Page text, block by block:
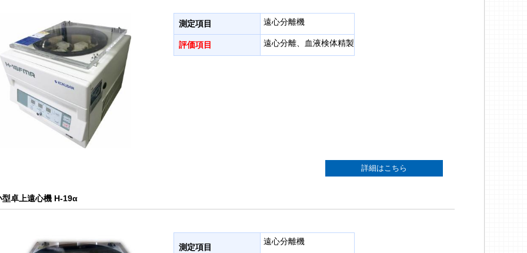
測定項目 遠心分離機
評価項目 遠心分離、血液検体精製
詳細はこちら
型卓上遠心機 H-19α
測定項目
遠心分離機